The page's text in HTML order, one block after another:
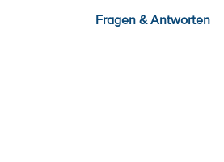
Fragen & Antworten